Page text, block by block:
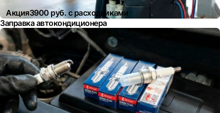
Акция3900 руб. с расходниками
Заправка автокондиционера